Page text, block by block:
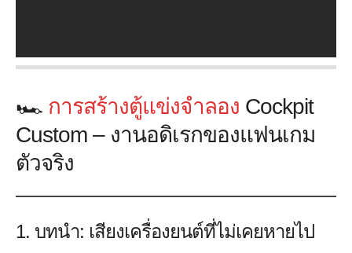
🏎️ การสร้างตู้แข่งจำลอง Cockpit
Custom – งานอดิเรกของแฟนเกม
ตัวจริง
1. บทนำ: เสียงเครื่องยนต์ที่ไม่เคยหายไป